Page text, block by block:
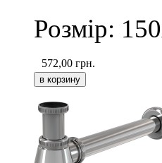
Розмір:
572,00 грн.